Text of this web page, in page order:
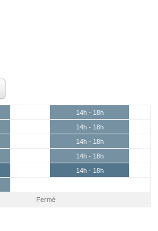
14h - 18h
14h - 18h
14h - 18h
14h - 18h
14h - 18h
Fermé